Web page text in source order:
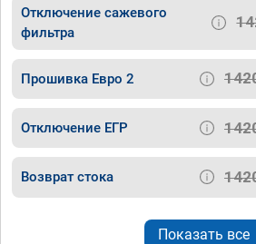
Отключение сажевого
фильтра
Прошивка Евро 2
Отключение ЕГР
Возврат стока
Показать все